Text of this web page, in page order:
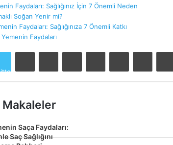
Faydaları: Sağlığınız İçin 7 Önemli Neden
Soğan Yenir mi?
Faydaları: Sağlığınıza 7 Önemli Katkı
Faydaları
Makaleler
Saça Faydaları:
Saç Sağlığını